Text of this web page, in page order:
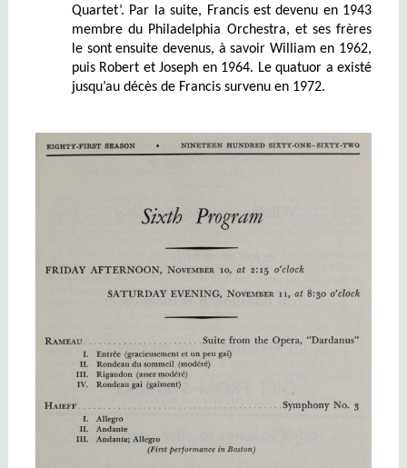
Quartet’. Par la suite, Francis est devenu en 1943
membre du Philadelphia Orchestra, et ses frères
le sont ensuite devenus, à savoir William en 1962,
puis Robert et Joseph en 1964. Le quatuor a existé
jusqu’au décès de Francis survenu en 1972.